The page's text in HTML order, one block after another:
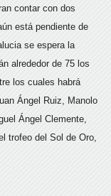
contar con dos
está pendiente de
se espera la
alrededor de 75 los
los cuales habrá
Ángel Ruiz, Manolo
Ángel Clemente,
trofeo del Sol de Oro,